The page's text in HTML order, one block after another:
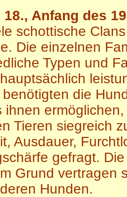
18., Anfang des
schottische
Die einzelnen
Typen und
die
ihnen
Tieren siegreich
Ausdauer,
gefragt.
Grund vertragen
Hunden.